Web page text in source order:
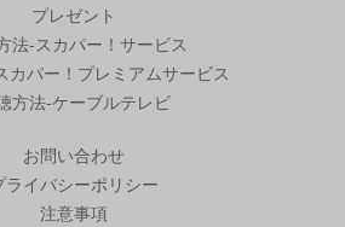
プレゼント
法-スカパー！サービス
カパー！プレミアムサービス
方法-ケーブルテレビ
お問い合わせ
ライバシーポリシー
注意事項